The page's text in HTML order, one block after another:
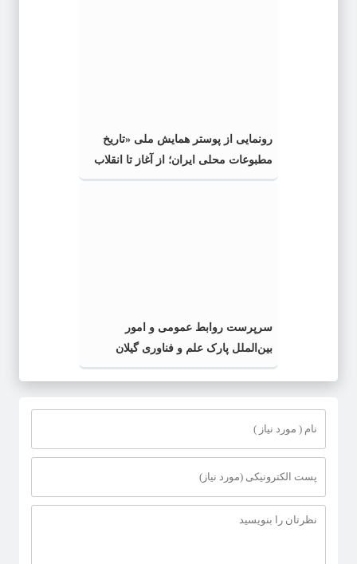
رونمایی از پوستر همایش ملی «تاریخ
مطبوعات محلی ایران؛ از آغاز تا انقلاب
اسلامی» در گیلان
سرپرست روابط عمومی و امور
بین‌الملل پارک علم و فناوری گیلان
منصوب شد